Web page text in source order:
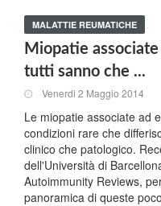
MALATTIE REUMATICHE
Miopatie
tutti sanno che ...
Venerdi 2 Maggio 2014
Le miopatie associate ad
condizioni rare che
clinico che patologico.
dell'Università di
Autoimmunity Reviews,
panoramica di queste